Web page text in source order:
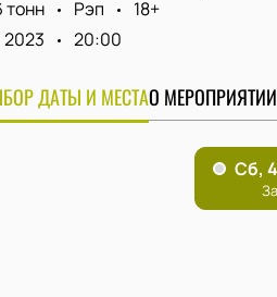
тонн Рэп
18+
2023
20:00
ДАТЫ И МЕСТАО МЕРОПРИЯТИИ